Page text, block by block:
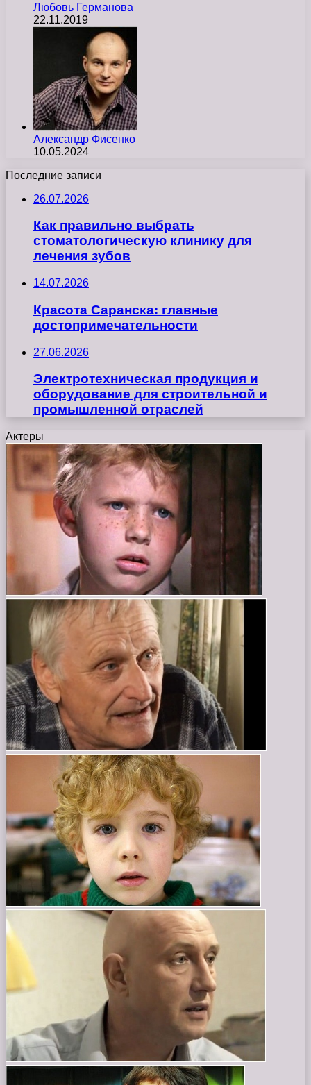
Любовь Германова
22.11.2019
Александр Фисенко
10.05.2024
Последние записи
26.07.2026
Как правильно выбрать
стоматологическую клинику для
лечения зубов
14.07.2026
Красота Саранска: главные
достопримечательности
27.06.2026
Электротехническая продукция и
оборудование для строительной и
промышленной отраслей
Актеры